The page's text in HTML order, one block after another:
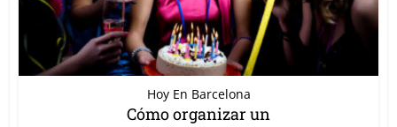
Hoy En Barcelona
Cómo organizar un